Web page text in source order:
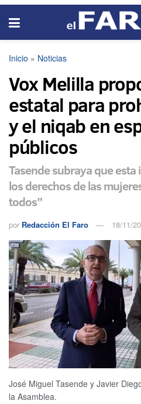
Inicio » Noticias
Vox Melilla
estatal para
y el niqab en
públicos
Tasende subraya que esta
los derechos de las
todos”
por Redacción El Faro 18/11/
José Miguel Tasende y Javier
la Asamblea.